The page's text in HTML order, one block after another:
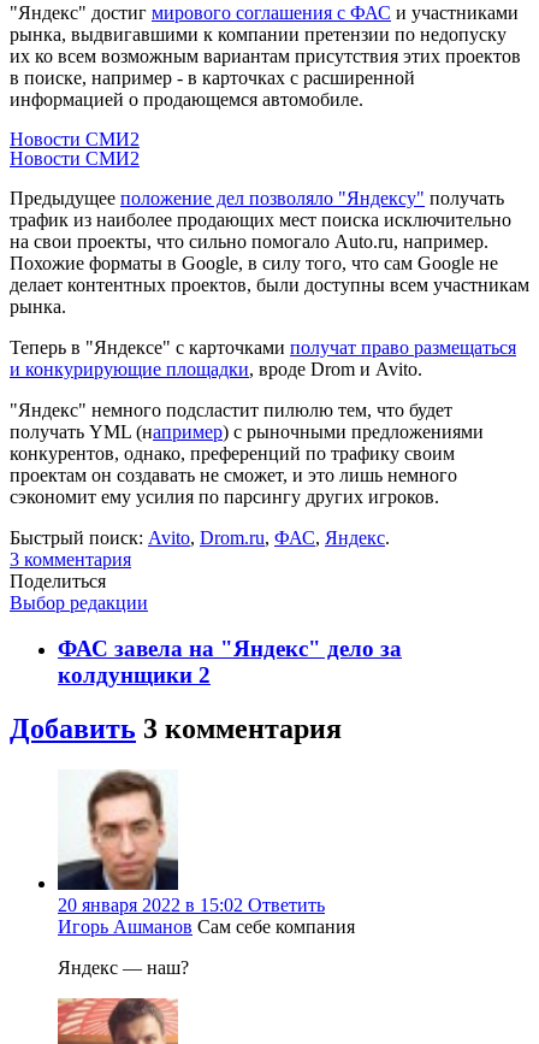
"Яндекс" достиг мирового соглашения с ФАС и участниками
рынка, выдвигавшими к компании претензии по недопуску
их ко всем возможным вариантам присутствия этих проектов
в поиске, например - в карточках с расширенной
информацией о продающемся автомобиле.
Новости СМИ2
Новости СМИ2
Предыдущее положение дел позволяло "Яндексу" получать
трафик из наиболее продающих мест поиска исключительно
на свои проекты, что сильно помогало Auto.ru, например.
Похожие форматы в Google, в силу того, что сам Google не
делает контентных проектов, были доступны всем участникам
рынка.
Теперь в "Яндексе" с карточками получат право размещаться
и конкурирующие площадки, вроде Drom и Avito.
"Яндекс" немного подсластит пилюлю тем, что будет
получать YML (например) с рыночными предложениями
конкурентов, однако, преференций по трафику своим
проектам он создавать не сможет, и это лишь немного
сэкономит ему усилия по парсингу других игроков.
Быстрый поиск: Avito, Drom.ru, ФАС, Яндекс.
3 комментария
Поделиться
Выбор редакции
ФАС завела на "Яндекс" дело за
колдунщики 2
Добавить 3 комментария
20 января 2022 в 15:02 Ответить
Игорь Ашманов Сам себе компания
Яндекс — наш?